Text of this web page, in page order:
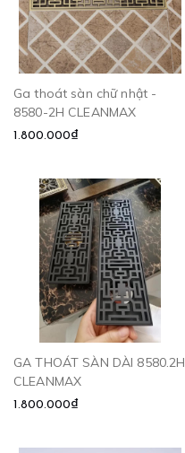
Ga thoát sàn chữ nhật -
8580-2H CLEANMAX
1.800.000₫
GA THOÁT SÀN DÀI 8580.2H
CLEANMAX
1.800.000₫